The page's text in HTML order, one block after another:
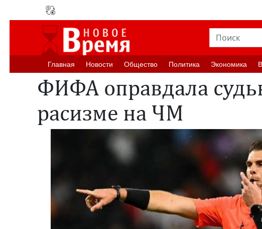
Главная Новости Oбщество Политика Экономика
ФИФА оправдала
расизме на ЧМ